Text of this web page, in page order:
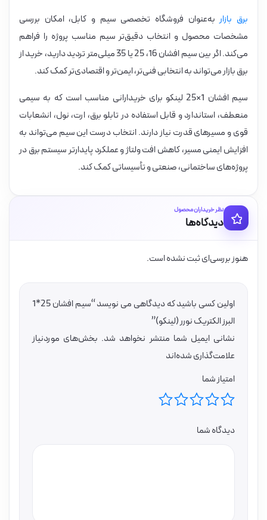
برق بازاربه‌عنوان فروشگاه تخصصی سیم و کابل، امکان بررسی
مشخصات محصول و انتخاب دقیق‌تر سیم مناسب پروژه را فراهم
می‌کند. اگر بین سیم افشان 16، 25 یا 35 میلی‌متر تردید دارید، خرید از
برق بازار می‌تواند به انتخابی فنی‌تر، ایمن‌تر و اقتصادی‌تر کمک کند.
سیم افشان 1×25 لینکو برای خریدارانی مناسب است که به سیمی
منعطف، استاندارد و قابل استفاده در تابلو برق، ارت، نول، انشعابات
قوی و مسیرهای قدرت نیاز دارند. انتخاب درست این سیم می‌تواند به
افزایش ایمنی مسیر، کاهش افت ولتاژ و عملکرد پایدارتر سیستم برق در
پروژه‌های ساختمانی، صنعتی و تأسیساتی کمک کند.
نظر خریداران محصول
دیدگاه‌ها
هنوز بررسی‌ای ثبت نشده است.
اولین کسی باشید که دیدگاهی می نویسد “سیم افشان 25*1
البرز الکتریک نورر (لینکو)”
نشانی ایمیل شما منتشر نخواهد شد. بخش‌های موردنیاز
علامت‌گذاری شده‌اند
امتیاز شما
دیدگاه شما